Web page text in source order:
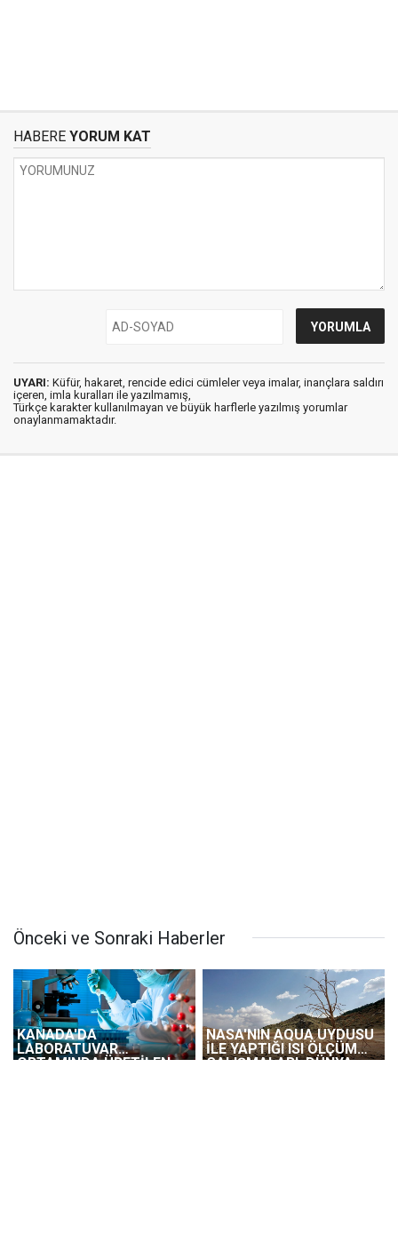
HABERE YORUM KAT
UYARI: Küfür, hakaret, rencide edici cümleler veya imalar, inançlara saldırı
içeren, imla kuralları ile yazılmamış,
Türkçe karakter kullanılmayan ve büyük harflerle yazılmış yorumlar
onaylanmamaktadır.
Önceki ve Sonraki Haberler
KANADA'DA
LABORATUVAR
ORTAMINDA ÜRETİLEN
NASA'NIN AQUA UYDUSU
İLE YAPTIĞI ISI ÖLÇÜM
ÇALIŞMALARI, DÜNYA